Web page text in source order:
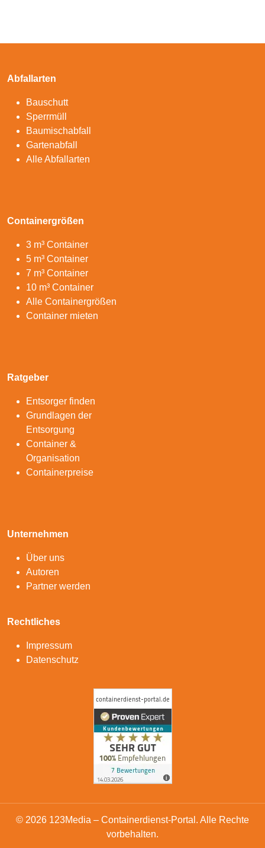
Abfallarten
Bauschutt
Sperrmüll
Baumischabfall
Gartenabfall
Alle Abfallarten
Containergrößen
3 m³ Container
5 m³ Container
7 m³ Container
10 m³ Container
Alle Containergrößen
Container mieten
Ratgeber
Entsorger finden
Grundlagen der
Entsorgung
Container &
Organisation
Containerpreise
Unternehmen
Über uns
Autoren
Partner werden
Rechtliches
Impressum
Datenschutz
© 2026 123Media – Containerdienst-Portal. Alle Rechte
vorbehalten.